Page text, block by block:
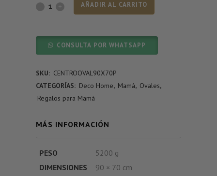
AÑADIR AL CARRITO
CONSULTA POR WHATSAPP
SKU: CENTROOVAL90X70P
CATEGORÍAS: Deco Home, Mamá, Ovales,
Regalos para Mamá
MÁS INFORMACIÓN
PESO
5200 g
DIMENSIONES
90 × 70 cm